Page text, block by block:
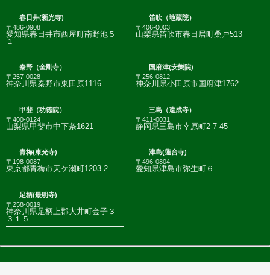
春日井(新光寺)
〒486-0908
愛知県春日井市西屋町南野池５
１
笛吹（地蔵院）
〒406-0003
山梨県笛吹市春日居町桑戸513
秦野（金剛寺）
〒257-0028
神奈川県秦野市東田原1116
国府津(安樂院)
〒256-0812
神奈川県小田原市国府津1762
甲斐（功徳院）
〒400-0124
山梨県甲斐市中下条1621
三島（遠成寺）
〒411-0031
静岡県三島市幸原町2-7-45
青梅(東光寺)
〒198-0087
東京都青梅市天ケ瀬町1203-2
津島(蓮台寺)
〒496-0804
愛知県津島市弥生町６
足柄(最明寺)
〒258-0019
神奈川県足柄上郡大井町金子３
３１５